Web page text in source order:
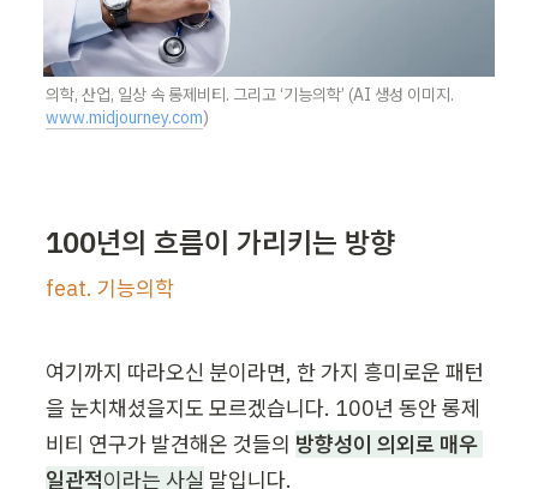
www.midjourney.com)
100년의 흐름이 가리키는 방향
feat. 기능의학
여기까지 따라오신 분이라면, 한 가지 흥미로운 패턴
을 눈치채셨을지도 모르겠습니다. 100년 동안 롱제
비티 연구가 발견해온 것들의 방향성이 의외로 매우
일관적이라는 사실 말입니다.